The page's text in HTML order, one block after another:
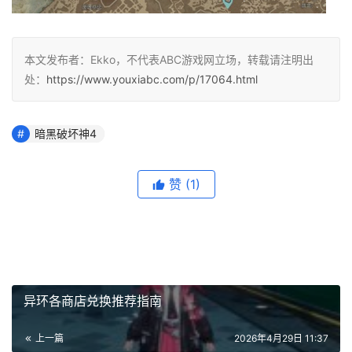
本文发布者：Ekko，不代表ABC游戏网立场，转载请注明出
处： https://www.youxiabc.com/p/17064.html
暗黑破坏神4
赞 (1)
异环各商店兑换推荐指南
上一篇 2026年4月29日 11:37